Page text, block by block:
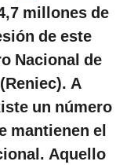
millones de
de este
Nacional de
A
un número
mantienen el
Aquello